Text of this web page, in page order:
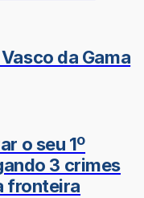
da Gama
o seu 1º
3 crimes
fronteira